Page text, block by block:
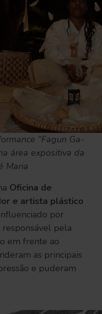
“Fagun Ga-
área expositiva da
Maria
Oficina de
e artista plástico
por
pela
em frente ao
as principais
e puderam